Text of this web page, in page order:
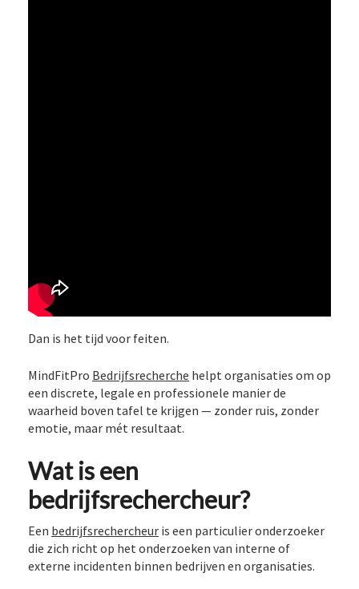
Dan is het tijd voor feiten.
MindFitPro Bedrijfsrecherche helpt organisaties om op
een discrete, legale en professionele manier de
waarheid boven tafel te krijgen — zonder ruis, zonder
emotie, maar mét resultaat.
Wat is een
bedrijfsrechercheur?
Een bedrijfsrechercheur is een particulier onderzoeker
die zich richt op het onderzoeken van interne of
externe incidenten binnen bedrijven en organisaties.